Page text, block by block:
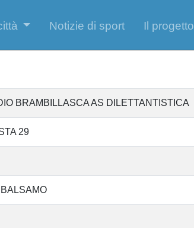
Notizie di sport Il progetto
BRAMBILLASCA AS DILETTANTISTICA
29